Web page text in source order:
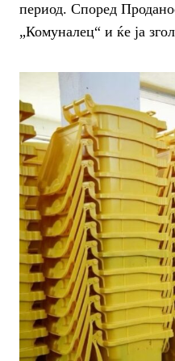
период. Според
„Комуналец“ и ќе ја